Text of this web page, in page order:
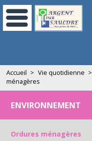
Aller au contenu principal
Accueil > Vie quotidienne >
ménagères
ENVIRONNEMENT
Ordures ménagères